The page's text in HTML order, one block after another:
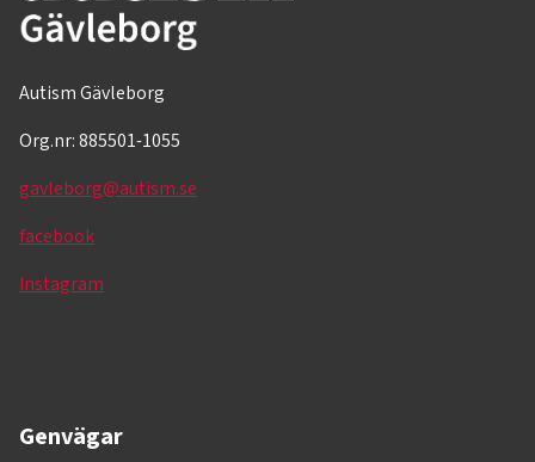
Autism Gävleborg
Org.nr: 885501-1055
gavleborg@autism.se
facebook
Instagram
Genvägar